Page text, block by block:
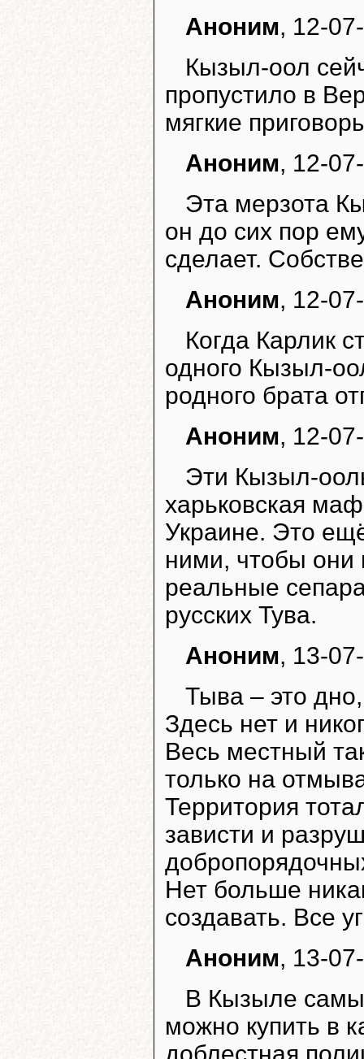
Аноним, 12-
Кызыл-оол
пропустило в
мягкие
Аноним, 12-
Эта мерзота
он до сих пор
сделает.
Аноним, 12-
Когда Карлик
одного Кызыл-
родного брата
Аноним, 12-
Эти Кызыл-
харьковская
Украине. Это
ними, чтобы они
реальные
русских Тува.
Аноним, 13-
Тыва – это
Здесь нет и
Весь местный
только на
Территория
зависти и
Нет больше
создавать. Все
Аноним, 13-
В Кызыле
можно купить в